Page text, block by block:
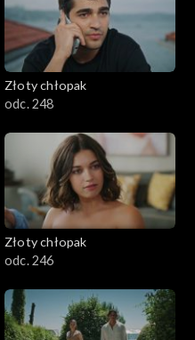
Złoty chłopak
odc. 248
Złoty chłopak
odc. 246